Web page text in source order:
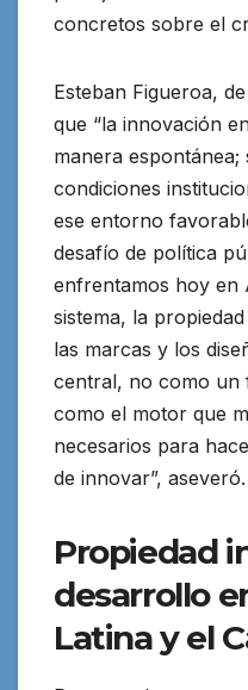
concretos sobre el
Esteban Figueroa,
que “la innovación
manera
condiciones
ese entorno
desafío de política
enfrentamos hoy en
sistema, la
las marcas y los
central, no como un
como el motor que
necesarios para
de innovar”, aseveró.
Propiedad
desarrollo
Latina y el